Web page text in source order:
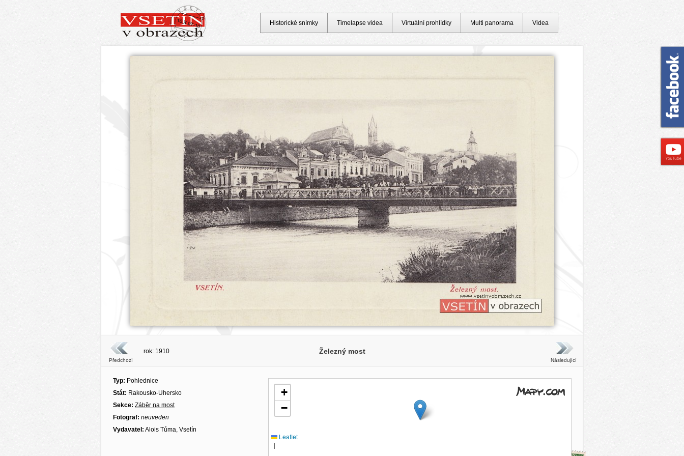
Předchozí
rok: 1910 Železný most
Následující
Typ: Pohlednice
Stát: Rakousko-Uhersko
Sekce: Záběr na most
Fotograf: neuveden
Vydavatel: Alois Tůma, Vsetín
+
−
Leaflet
|
Historické snímky Timelapse videa Virtuální prohlídky Multi panorama Videa